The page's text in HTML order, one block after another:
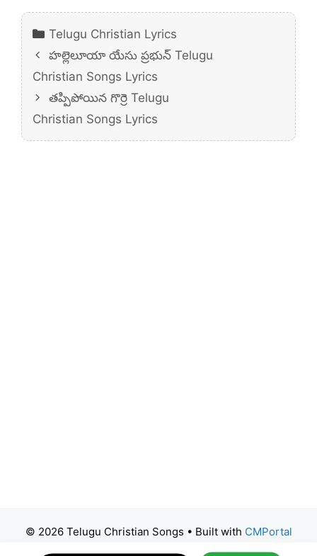
Categories
Telugu Christian Lyrics
హల్లెలూయా యేసు ప్రభున్ Telugu
Christian Songs Lyrics
తప్పిపోయిన గొర్రె Telugu
Christian Songs Lyrics
© 2026 Telugu Christian Songs • Built with CMPortal